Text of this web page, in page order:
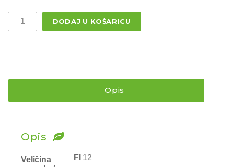
Sjeme povrća
Rajčice
¨
MIRISNA
I
LILAC
DODAJ U KOŠARICU
Opis
Opis
Veličina
FI 12